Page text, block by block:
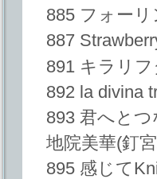
885 フォー
887
891 キラリ
892 la divina
893 君へと
地院美華(釘
895 感じて